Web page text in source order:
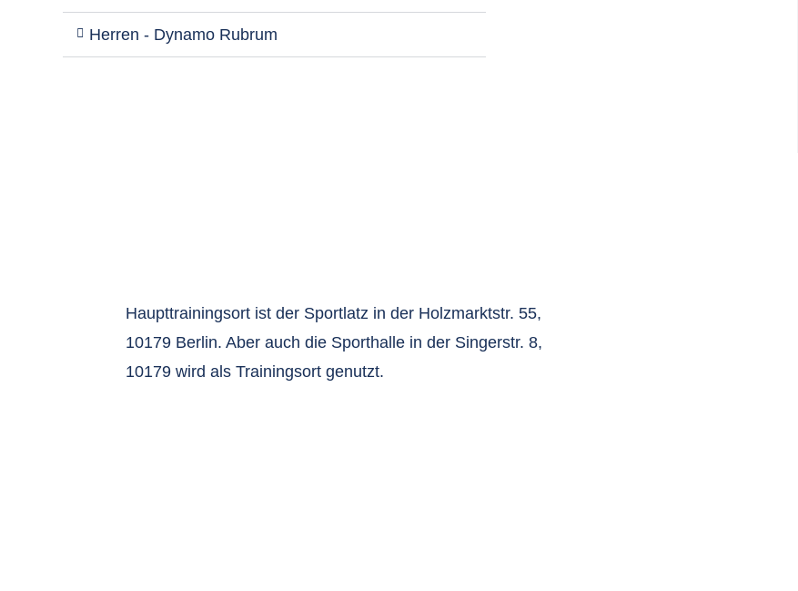
Herren - Dynamo Rubrum
Haupttrainingsort ist der Sportlatz in der Holzmarktstr. 55,
10179 Berlin. Aber auch die Sporthalle in der Singerstr. 8,
10179 wird als Trainingsort genutzt.